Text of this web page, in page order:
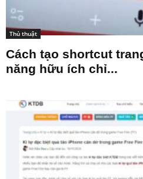
Thủ thuật
Cách tạo shortcut
năng hữu ích chỉ...